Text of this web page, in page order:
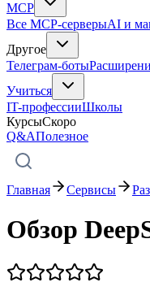
MCP
Все MCP-серверыAI и
Другое
Телеграм-боты
Учиться
IT-профессииШколы
КурсыСкоро
Q&AПолезное
Главная Сервисы
Обзор